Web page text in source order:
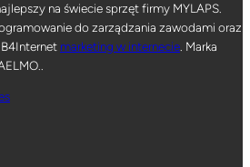
na świecie sprzęt firmy MYLAPS.
do zarządzania zawodami oraz
marketing w internecie . Marka